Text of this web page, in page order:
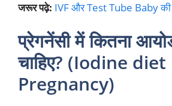
जरूर पढ़े: IVF और Test Tube Baby की
प्रेगनेंसी में कितना
चाहिए? (Iodine
Pregnancy)